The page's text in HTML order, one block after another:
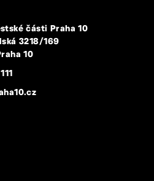
části Praha 10
3218/169
10